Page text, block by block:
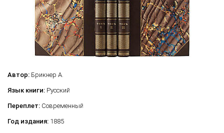
по названию по цене
по году издания
по дате поступления (новинки)
Сбросить фильтр
Автор: Брикнер А.
Язык книги: Русский
Переплет: Современный
Год издания: 1885